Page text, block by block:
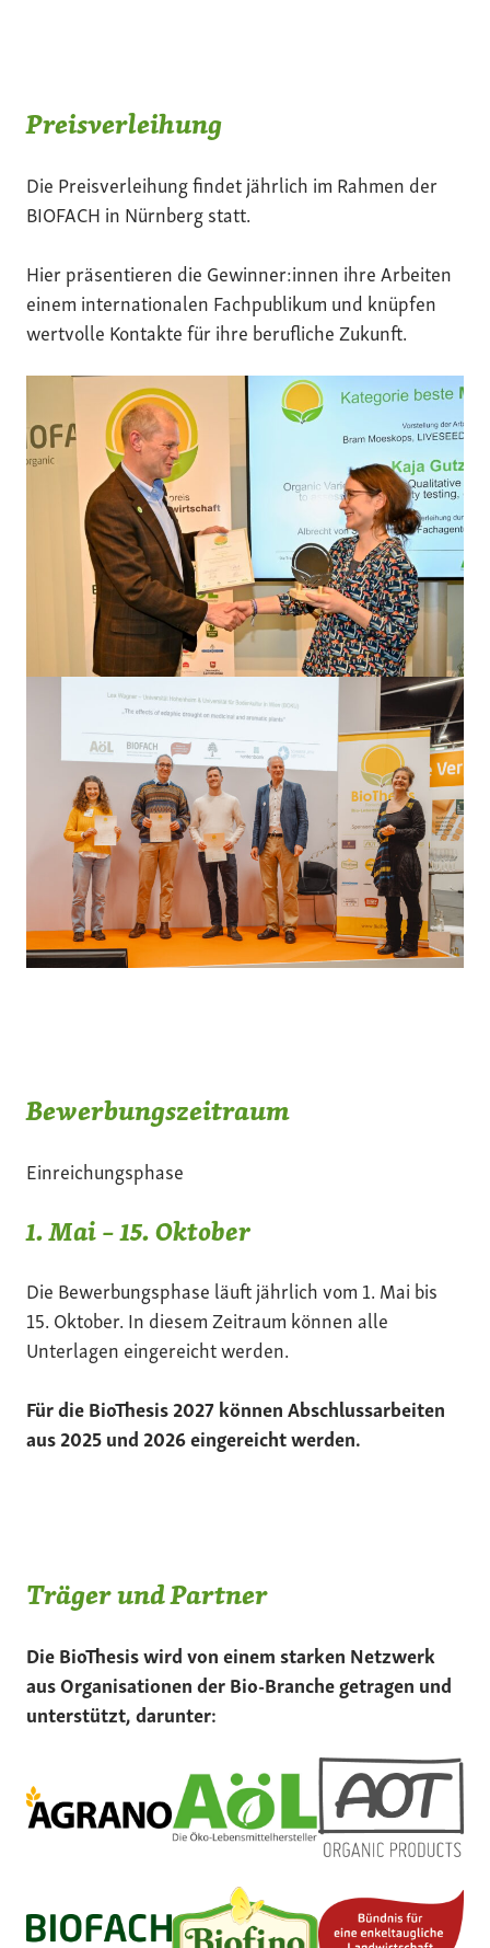
Preisverleihung
Die Preisverleihung findet jährlich im Rahmen der
BIOFACH in Nürnberg statt.
Hier präsentieren die Gewinner:innen ihre Arbeiten
einem internationalen Fachpublikum und knüpfen
wertvolle Kontakte für ihre berufliche Zukunft.
Bewerbungszeitraum
Einreichungsphase
1. Mai – 15. Oktober
Die Bewerbungsphase läuft jährlich vom 1. Mai bis
15. Oktober. In diesem Zeitraum können alle
Unterlagen eingereicht werden.
Für die BioThesis 2027 können Abschlussarbeiten
aus 2025 und 2026 eingereicht werden.
Träger und Partner
Die BioThesis wird von einem starken Netzwerk
aus Organisationen der Bio-Branche getragen und
unterstützt, darunter: